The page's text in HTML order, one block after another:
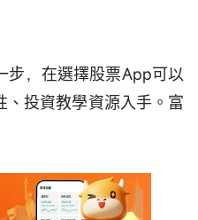
步，在選擇股票App可以
投資教學資源入手。富